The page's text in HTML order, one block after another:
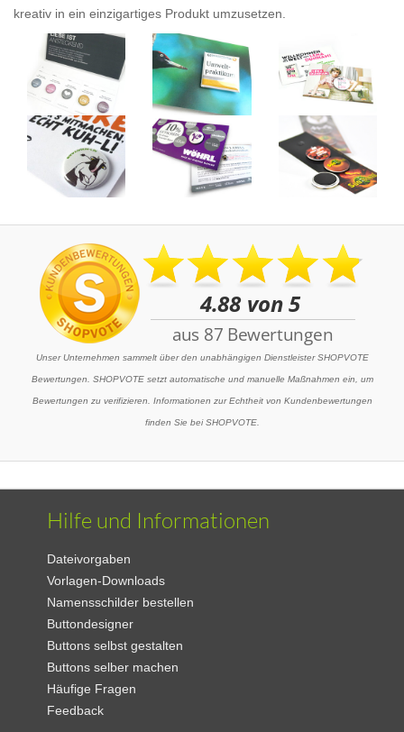
kreativ in ein einzigartiges Produkt umzusetzen.
Unser Unternehmen sammelt über den unabhängigen Dienstleister SHOPVOTE
Bewertungen. SHOPVOTE setzt automatische und manuelle Maßnahmen ein, um
Bewertungen zu verifizieren. Informationen zur Echtheit von Kundenbewertungen
finden Sie bei SHOPVOTE.
Hilfe und Informationen
Dateivorgaben
Vorlagen-Downloads
Namensschilder bestellen
Buttondesigner
Buttons selbst gestalten
Buttons selber machen
Häufige Fragen
Feedback